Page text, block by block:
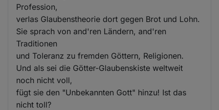
Profession,
verlas Glaubenstheorie dort gegen Brot und Lohn.
Sie sprach von and'ren Ländern, and'ren
Traditionen
und Toleranz zu fremden Göttern, Religionen.
Und als sei die Götter-Glaubenskiste weltweit
noch nicht voll,
fügt sie den "Unbekannten Gott" hinzu! Ist das
nicht toll?